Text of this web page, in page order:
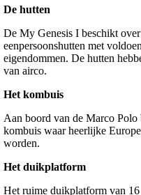
De hutten
De My Genesis I beschikt
eenpersoonshutten met
eigendommen. De hutten
van airco.
Het kombuis
Aan boord van de Marco Polo
kombuis waar heerlijke
worden.
Het duikplatform
Het ruime duikplatform van